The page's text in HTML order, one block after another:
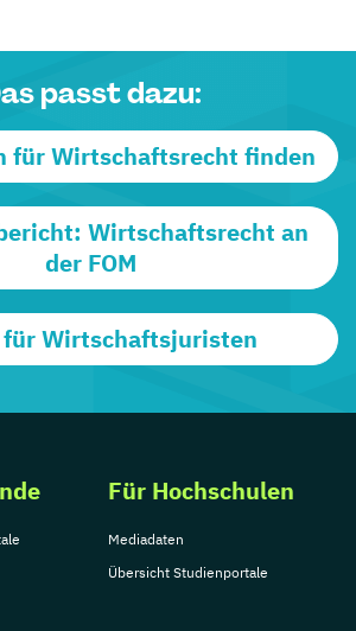
passt dazu:
für Wirtschaftsrecht finden
Wirtschaftsrecht an
der FOM
für Wirtschaftsjuristen
Für Hochschulen
Mediadaten
Übersicht Studienportale